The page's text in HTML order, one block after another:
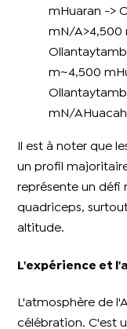
mHuaran ->
mN/A>4,500
m~4,500
mN/
Il est à noter que
un profil
représente un défi
quadriceps,
altitude.
L'expérience et
L'atmosphère de
célébration. C'est